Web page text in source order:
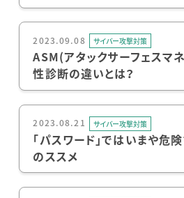
2023.09.08 サイバー攻撃対策
ASM(アタックサーフェスマ
性診断の違いとは？
2023.08.21 サイバー攻撃対策
「パスワード」ではいまや危険
のススメ